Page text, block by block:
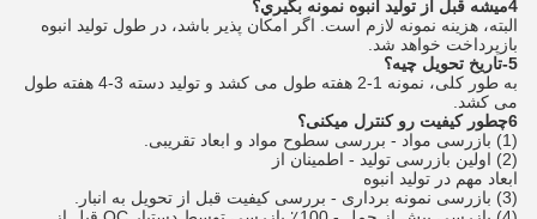
4ميشه قبل از توليد انبوه نمونه بگيري؟
البته، هزینه نمونه لازم است. اگر امکان پذیر باشد، در طول تولید انبوه
بازپرداخت خواهد شد.
5-تاریخ تحویل چیه؟
به طور کلی، نمونه 1-2 هفته طول می کشد و تولید دسته 3-4 هفته طول
می کشد.
6چطور کیفیت رو کنترل میکنی؟
(1) بازرسی مواد - بررسی سطوح مواد و ابعاد تقریبی.
(2) اولین بازرسی تولید - اطمینان از
ابعاد مهم در تولید انبوه
(3) بازرسی نمونه برداری - بررسی کیفیت قبل از تحویل به انبار.